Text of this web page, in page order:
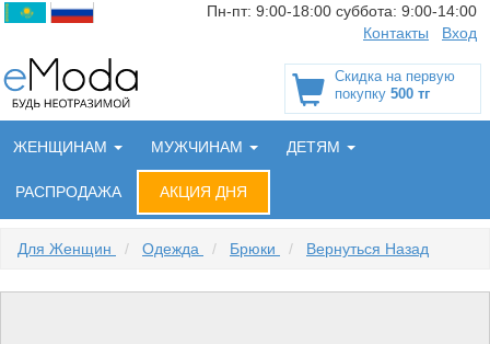
Пн-пт: 9:00-18:00 суббота: 9:00-14:00
Контакты
Вход
Скидка на первую
покупку 500 тг
ЖЕНЩИНАМ МУЖЧИНАМ ДЕТЯМ
РАСПРОДАЖА АКЦИЯ ДНЯ
Для Женщин / Одежда / Брюки / Вернуться Назад